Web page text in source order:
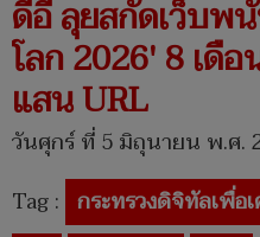
ดีอี ลุยสกัดเว็บพ
โลก 2026' 8 เดื
แสน URL
วันศุกร์ ที่ 5 มิถุนายน พ.ศ.
Tag : กระทรวงดิจิทัลเพื่อ